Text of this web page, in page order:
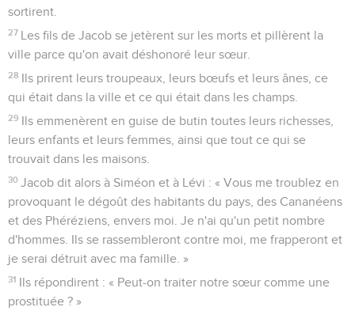
sortirent.
27 Les fils de Jacob se jetèrent sur les morts et pillèrent la
ville parce qu'on avait déshonoré leur sœur.
28 Ils prirent leurs troupeaux, leurs bœufs et leurs ânes, ce
qui était dans la ville et ce qui était dans les champs.
29 Ils emmenèrent en guise de butin toutes leurs richesses,
leurs enfants et leurs femmes, ainsi que tout ce qui se
trouvait dans les maisons.
30 Jacob dit alors à Siméon et à Lévi : « Vous me troublez en
provoquant le dégoût des habitants du pays, des Cananéens
et des Phéréziens, envers moi. Je n'ai qu'un petit nombre
d'hommes. Ils se rassembleront contre moi, me frapperont et
je serai détruit avec ma famille. »
31 Ils répondirent : « Peut-on traiter notre sœur comme une
prostituée ? »